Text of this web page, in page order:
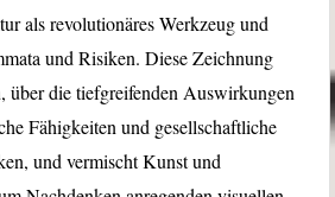
als revolutionäres Werkzeug und
und Risiken. Diese Zeichnung
über die tiefgreifenden Auswirkungen
Fähigkeiten und gesellschaftliche
und vermischt Kunst und